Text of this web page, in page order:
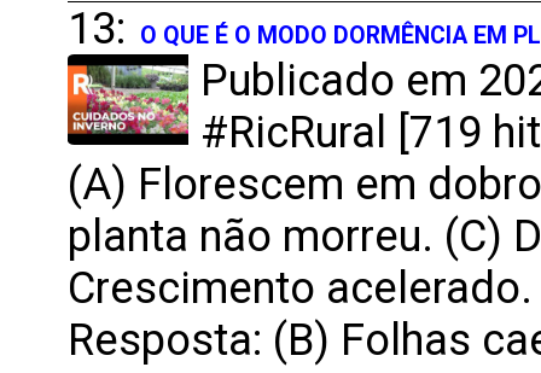
13:
O QUE É O MODO DORMÊNCIA EM
Publicado em
#RicRural [719
(A) Florescem em
planta não morreu. (C)
Crescimento acelerado.
Resposta: (B) Folhas